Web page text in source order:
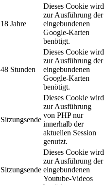
18 Jahre
Dieses Cookie wird
zur Ausführung der
eingebundenen
Google-Karten
benötigt.
48 Stunden
Dieses Cookie wird
zur Ausführung der
eingebundenen
Google-Karten
benötigt.
Sitzungsende
Dieses Cookie wird
zur Ausführung
von PHP nur
innerhalb der
aktuellen Session
genutzt.
Sitzungsende
Dieses Cookie wird
zur Ausführung der
eingebundenen
Youtube-Videos